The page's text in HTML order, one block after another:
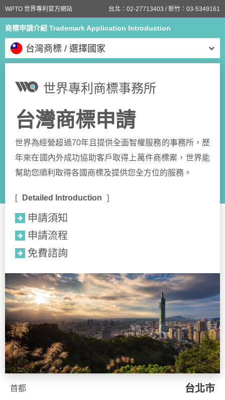
WPTO 世界專利官方網站 台北： 02-27713403 / 新竹： 03-5349161
商標申請介紹 Trademark Application Introduction
台灣商標 / 選擇國家
世界專利商標事務所
台灣商標申請
世界為經營超過70年且提供全面智權服務的事務所，歷
年來在國內外成功協助客戶取得上萬件商標案，世界能
幫助您順利取得各國商標及提供您全方位的服務。
Detailed Introduction
申請須知
申請流程
免費諮詢
台北市
首都